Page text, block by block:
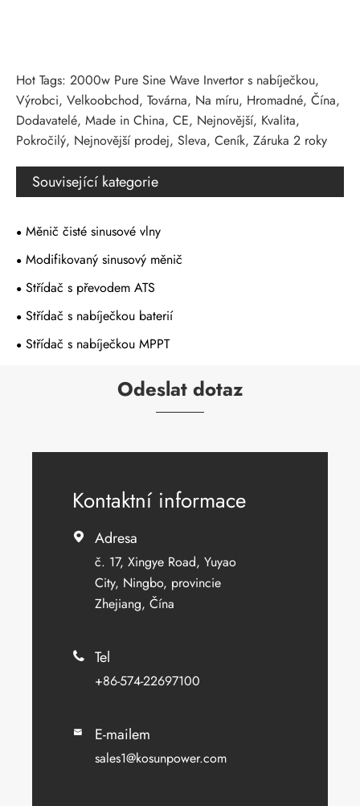
Hot Tags: 2000w Pure Sine Wave Invertor s nabíječkou,
Výrobci, Velkoobchod, Továrna, Na míru, Hromadné, Čína,
Dodavatelé, Made in China, CE, Nejnovější, Kvalita,
Pokročilý, Nejnovější prodej, Sleva, Ceník, Záruka 2 roky
Související kategorie
Měnič čisté sinusové vlny
Modifikovaný sinusový měnič
Střídač s převodem ATS
Střídač s nabíječkou baterií
Střídač s nabíječkou MPPT
Odeslat dotaz
Kontaktní informace
 Adresa
č. 17, Xingye Road, Yuyao
City, Ningbo, provincie
Zhejiang, Čína
 Tel
+86-574-22697100
 E-mailem
sales1@kosunpower.com